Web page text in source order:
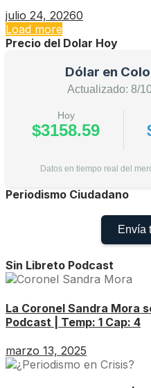
julio 24, 20260
Load more
Precio del Dolar Hoy
Dólar en
Actualizado: 8/
Hoy
$3158.59
Datos en tiempo real del
Periodismo Ciudadano
Envía
Sin Libreto Podcast
La Coronel Sandra Mora
Podcast | Temp: 1 Cap: 4
marzo 13, 2025